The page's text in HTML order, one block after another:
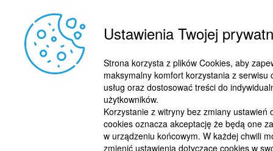
Ustawienia Twojej
Strona korzysta z plików Cookies, aby
maksymalny komfort korzystania z serwisu
usług oraz dostosować treści do
użytkowników.
Korzystanie z witryny bez zmiany ustawień
cookies oznacza akceptację że będą one
w urządzeniu końcowym. W każdej chwili
zmienić ustawienia dotyczące cookies w